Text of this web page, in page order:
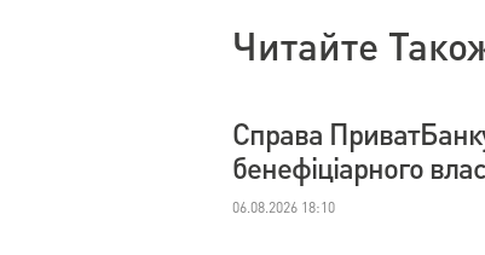
Читайте
Справа
бенефіціарного
06.08.2026 18:10